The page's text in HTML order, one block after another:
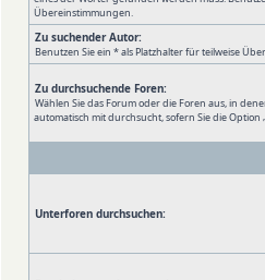
Übereinstimmungen.
Zu suchender Autor:
Benutzen Sie ein * als Platzhalter für teilweise
Zu durchsuchende Foren:
Wählen Sie das Forum oder die Foren aus, in
automatisch mit durchsucht, sofern Sie die
Unterforen durchsuchen: